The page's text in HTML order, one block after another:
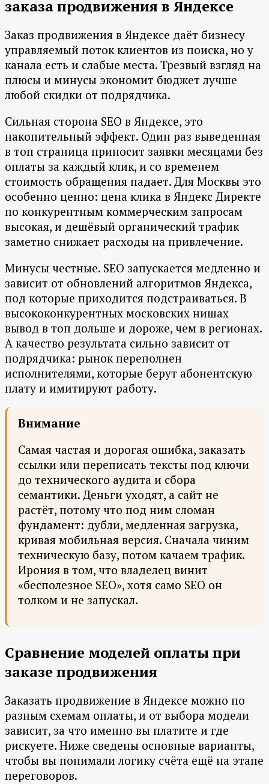
заказа продвижения в Яндексе
Заказ продвижения в Яндексе даёт бизнесу
управляемый поток клиентов из поиска, но у
канала есть и слабые места. Трезвый взгляд на
плюсы и минусы экономит бюджет лучше
любой скидки от подрядчика.
Сильная сторона SEO в Яндексе, это
накопительный эффект. Один раз выведенная
в топ страница приносит заявки месяцами без
оплаты за каждый клик, и со временем
стоимость обращения падает. Для Москвы это
особенно ценно: цена клика в Яндекс Директе
по конкурентным коммерческим запросам
высокая, и дешёвый органический трафик
заметно снижает расходы на привлечение.
Минусы честные. SEO запускается медленно и
зависит от обновлений алгоритмов Яндекса,
под которые приходится подстраиваться. В
высококонкурентных московских нишах
вывод в топ дольше и дороже, чем в регионах.
А качество результата сильно зависит от
подрядчика: рынок переполнен
исполнителями, которые берут абонентскую
плату и имитируют работу.
Внимание
Самая частая и дорогая ошибка, заказать
ссылки или переписать тексты под ключи
до технического аудита и сбора
семантики. Деньги уходят, а сайт не
растёт, потому что под ним сломан
фундамент: дубли, медленная загрузка,
кривая мобильная версия. Сначала чиним
техническую базу, потом качаем трафик.
Ирония в том, что владелец винит
«бесполезное SEO», хотя само SEO он
толком и не запускал.
Сравнение моделей оплаты при
заказе продвижения
Заказать продвижение в Яндексе можно по
разным схемам оплаты, и от выбора модели
зависит, за что именно вы платите и где
рискуете. Ниже сведены основные варианты,
чтобы вы понимали логику счёта ещё на этапе
переговоров.